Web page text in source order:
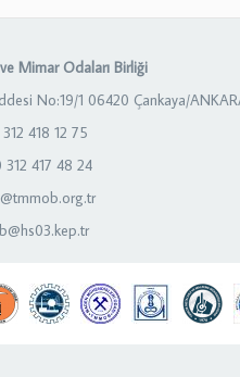
Mimar Odaları Birliği
No:19/1 06420 Çankaya/
418 12 75
312 417 48 24